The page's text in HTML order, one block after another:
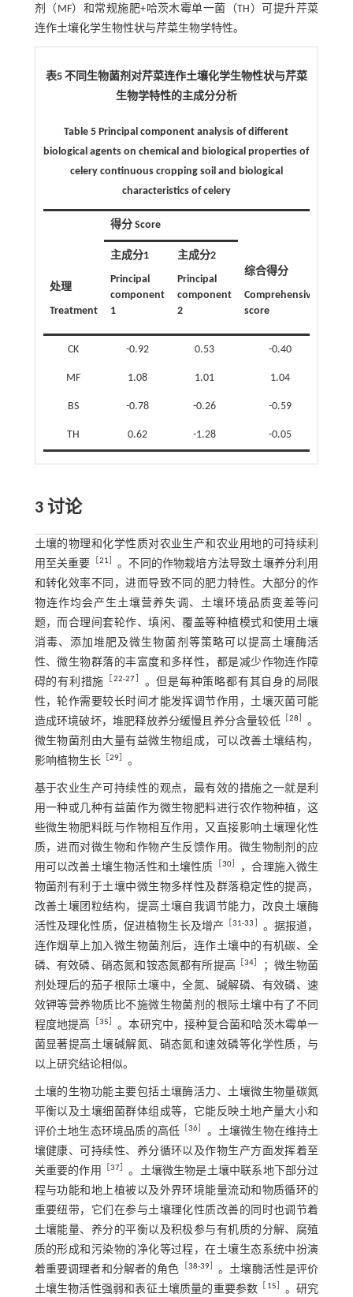
剂（MF）和常规施肥+哈茨木霉单一菌（TH）可提升芹菜
连作土壤化学生物性状与芹菜生物学特性。
表5 不同生物菌剂对芹菜连作土壤化学生物性状与芹菜
生物学特性的主成分分析
Table 5 Principal component analysis of different
biological agents on chemical and biological properties of
celery continuous cropping soil and biological
characteristics of celery
处理
Treatment
得分 Score
综合得分
Comprehensive
score
主成分1
Principal
component
1
主成分2
Principal
component
2
CK -0.92 0.53 -0.40
MF 1.08 1.01 1.04
BS -0.78 -0.26 -0.59
TH 0.62 -1.28 -0.05
3 讨论
土壤的物理和化学性质对农业生产和农业用地的可持续利
用至关重要
21
。不同的作物栽培方法导致土壤养分利用
和转化效率不同，进而导致不同的肥力特性。大部分的作
物连作均会产生土壤营养失调、土壤环境品质变差等问
题，而合理间套轮作、填闲、覆盖等种植模式和使用土壤
消毒、添加堆肥及微生物菌剂等策略可以提高土壤酶活
性、微生物群落的丰富度和多样性，都是减少作物连作障
碍的有利措施
［22-27
。但是每种策略都有其自身的局限
性，轮作需要较长时间才能发挥调节作用，土壤灭菌可能
造成环境破坏，堆肥释放养分缓慢且养分含量较低［28
。
微生物菌剂由大量有益微生物组成，可以改善土壤结构，
影响植物生长［ 29］ 。
基于农业生产可持续性的观点，最有效的措施之一就是利
用一种或几种有益菌作为微生物肥料进行农作物种植，这
些微生物肥料既与作物相互作用，又直接影响土壤理化性
质，进而对微生物和作物产生反馈作用。微生物制剂的应
用可以改善土壤生物活性和土壤性质
30］
，合理施入微生
物菌剂有利于土壤中微生物多样性及群落稳定性的提高，
改善土壤团粒结构，提高土壤自我调节能力，改良土壤酶
活性及理化性质，促进植物生长及增产
［31-33
。据报道，
连作烟草上加入微生物菌剂后，连作土壤中的有机碳、全
磷、有效磷、硝态氮和铵态氮都有所提高 ［34
；微生物菌
剂处理后的茄子根际土壤中，全氮、碱解磷、有效磷、速
效钾等营养物质比不施微生物菌剂的根际土壤中有了不同
程度地提高
35
。本研究中，接种复合菌和哈茨木霉单一
菌显著提高土壤碱解氮、硝态氮和速效磷等化学性质，与
以上研究结论相似。
土壤的生物功能主要包括土壤酶活力、土壤微生物量碳氮
平衡以及土壤细菌群体组成等，它能反映土地产量大小和
评价土地生态环境品质的高低 ［36
。土壤微生物在维持土
壤健康、可持续性、养分循环以及作物生产方面发挥着至
关重要的作用
37］ 。土壤微生物是土壤中联系地下部分过
程与功能和地上植被以及外界环境能量流动和物质循环的
重要纽带，它们在参与土壤理化性质改善的同时也调节着
土壤能量、养分的平衡以及积极参与有机质的分解、腐殖
质的形成和污染物的净化等过程，在土壤生态系统中扮演
着重要调理者和分解者的角色
38-39］ 。土壤酶活性是评价
土壤生物活性强弱和表征土壤质量的重要参数
15
。研究